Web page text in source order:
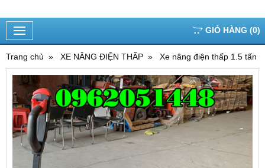
GIỎ HÀNG (0)
Trang chủ XE NÂNG ĐIỆN THẤP Xe nâng điện thấp 1.5 tấn